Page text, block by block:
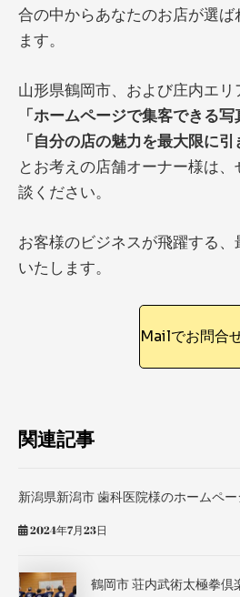
合の中からあなたのお店が選ば
ます。
山形県鶴岡市、および庄内エリ
「ホームページで集客できる写
「自分の店の魅力を最大限に引
とお考えの店舗オーナー様は
談ください。
お客様のビジネスが飛躍する
いたします。
Mailでお問合
関連記事
新潟県新潟市 歯科医院様のホームペ
2024年7月23日
鶴岡市 荘内武術太極拳